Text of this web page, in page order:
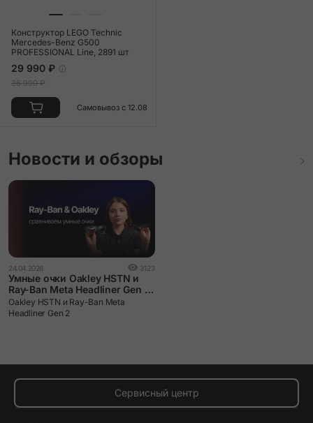
Конструктор LEGO Technic
Mercedes-Benz G500
PROFESSIONAL Line, 2891 шт
29 990 ₽
36 990 ₽
Самовывоз с 12.08
Новости и обзоры
24.04.2026 3123
Умные очки Oakley HSTN и
Ray-Ban Meta Headliner Gen 2:
сравниваем и выбираем.
Oakley HSTN и Ray-Ban Meta
Headliner Gen 2
Сервисный центр